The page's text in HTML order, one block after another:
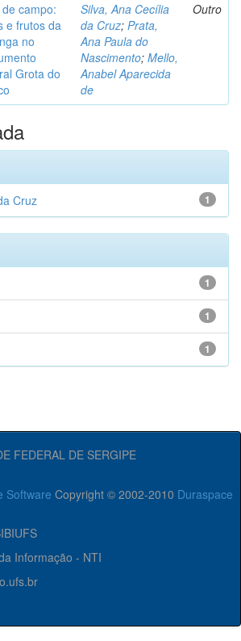
campo:
e frutos da
no
Grota do
Silva, Ana Cecília
da Cruz; Prata,
Ana Paula do
Nascimento; Mello,
Anabel Aparecida
de
Outro
1
Cruz
1
1
1
FEDERAL DE SERGIPE
Software Copyright © 2002-2010 Duraspace
Informação - NTI